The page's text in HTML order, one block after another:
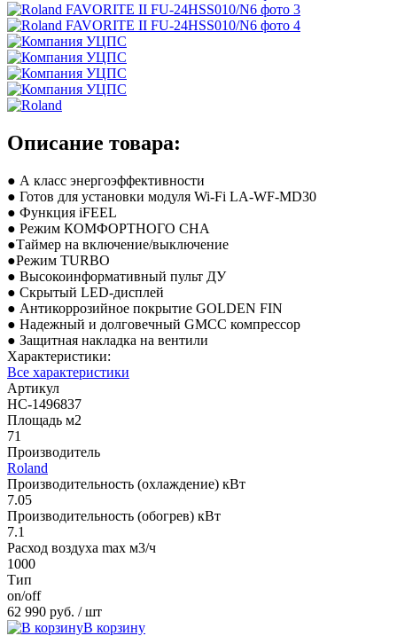
Описание товара:
● А класс энергоэффективности
● Готов для установки модуля Wi-Fi LA-WF-MD30
● Функция iFEEL
● Режим КОМФОРТНОГО СНА
●Таймер на включение/выключение
●Режим TURBO
● Высокоинформативный пульт ДУ
● Скрытый LED-дисплей
● Антикоррозийное покрытие GOLDEN FIN
● Надежный и долговечный GMCC компрессор
● Защитная накладка на вентили
Характеристики:
Все характеристики
Артикул
НС-1496837
Площадь м2
71
Производитель
Roland
Производительность (охлаждение) кВт
7.05
Производительность (обогрев) кВт
7.1
Расход воздуха max м3/ч
1000
Тип
on/off
62 990 руб. / шт
В корзину